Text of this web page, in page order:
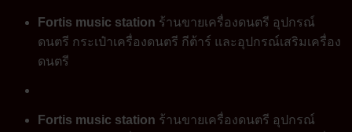
Skip
content
Fortis music station ร้านขายเครื่องดนตรี อุปกรณ์
ดนตรี กระเป๋าเครื่องดนตรี กีต้าร์ และอุปกรณ์เสริมเครื่อง
ดนตรี
Fortis music station ร้านขายเครื่องดนตรี อุปกรณ์